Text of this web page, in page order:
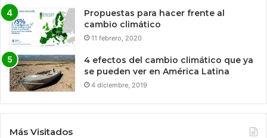
Propuestas para hacer frente al
cambio climático
11 febrero, 2020
4 efectos del cambio climático que ya
se pueden ver en América Latina
4 diciembre, 2019
Más Visitados